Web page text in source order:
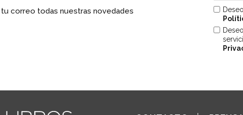
tu correo todas nuestras novedades